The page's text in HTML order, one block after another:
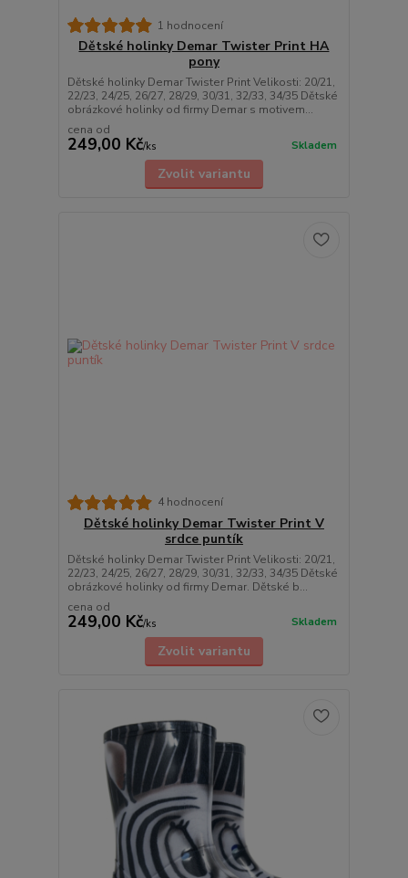
1 hodnocení
Dětské holinky Demar Twister Print HA
pony
Dětské holinky Demar Twister Print Velikosti: 20/21,
22/23, 24/25, 26/27, 28/29, 30/31, 32/33, 34/35 Dětské
obrázkové holinky od firmy Demar s motivem...
cena od
249,00 Kč/ks Skladem
Zvolit variantu
4 hodnocení
Dětské holinky Demar Twister Print V
srdce puntík
Dětské holinky Demar Twister Print Velikosti: 20/21,
22/23, 24/25, 26/27, 28/29, 30/31, 32/33, 34/35 Dětské
obrázkové holinky od firmy Demar. Dětské b...
cena od
249,00 Kč/ks Skladem
Zvolit variantu